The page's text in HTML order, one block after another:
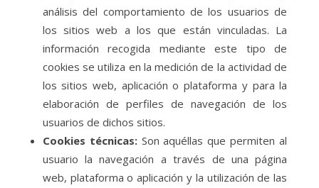
análisis del comportamiento de los usuarios de
los sitios web a los que están vinculadas. La
información recogida mediante este tipo de
cookies se utiliza en la medición de la actividad de
los sitios web, aplicación o plataforma y para la
elaboración de perfiles de navegación de los
usuarios de dichos sitios.
Cookies técnicas: Son aquéllas que permiten al
usuario la navegación a través de una página
web, plataforma o aplicación y la utilización de las